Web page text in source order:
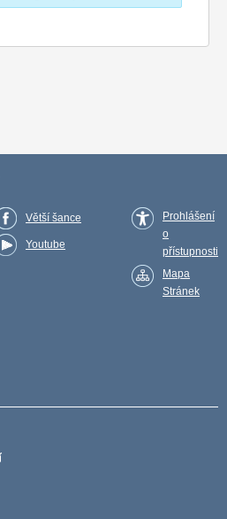
Větší šance
Youtube
Prohlášení
o
přístupnosti
Mapa
Stránek